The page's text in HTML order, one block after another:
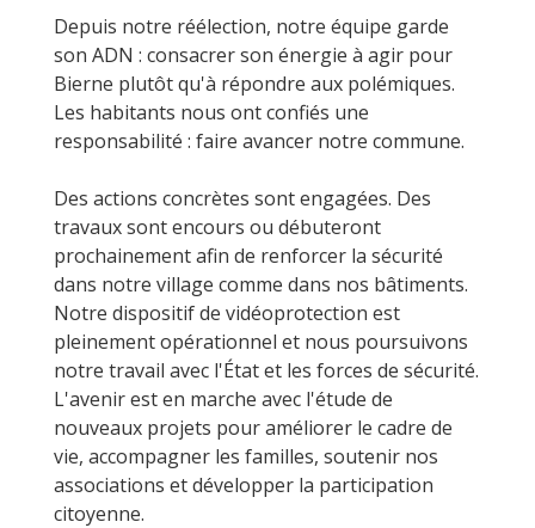
Depuis notre réélection, notre équipe garde
son ADN : consacrer son énergie à agir pour
Bierne plutôt qu'à répondre aux polémiques.
Les habitants nous ont confiés une
responsabilité : faire avancer notre commune.
Des actions concrètes sont engagées. Des
travaux sont encours ou débuteront
prochainement afin de renforcer la sécurité
dans notre village comme dans nos bâtiments.
Notre dispositif de vidéoprotection est
pleinement opérationnel et nous poursuivons
notre travail avec l'État et les forces de sécurité.
L'avenir est en marche avec l'étude de
nouveaux projets pour améliorer le cadre de
vie, accompagner les familles, soutenir nos
associations et développer la participation
citoyenne.